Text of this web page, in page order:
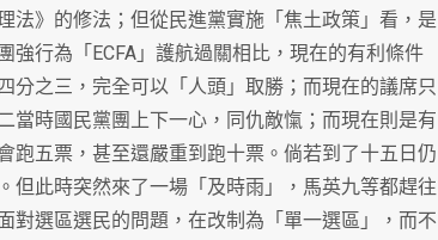
法》的修法；但從民進黨實施「焦土政策」看，是
強行為「ECFA」護航過關相比，現在的有利條件
分之三，完全可以「人頭」取勝；而現在的議席只
當時國民黨團上下一心，同仇敵愾；而現在則是有
跑五票，甚至還嚴重到跑十票。倘若到了十五日仍
但此時突然來了一場「及時雨」，馬英九等都趕往
對選區選民的問題，在改制為「單一選區」，而不